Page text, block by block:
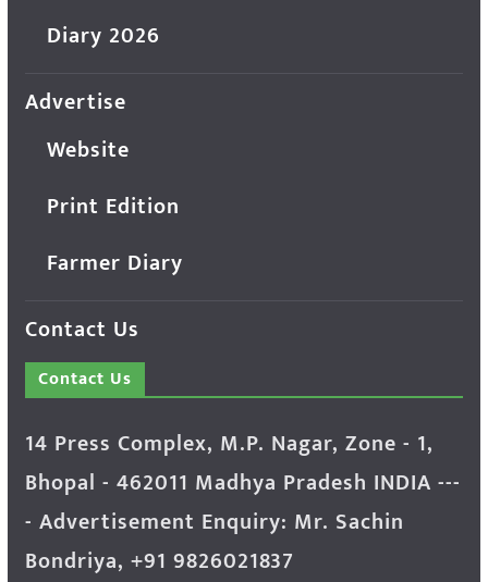
Diary 2026
Advertise
Website
Print Edition
Farmer Diary
Contact Us
Contact Us
14 Press Complex, M.P. Nagar, Zone - 1,
Bhopal - 462011 Madhya Pradesh INDIA ---
- Advertisement Enquiry: Mr. Sachin
Bondriya, +91 9826021837